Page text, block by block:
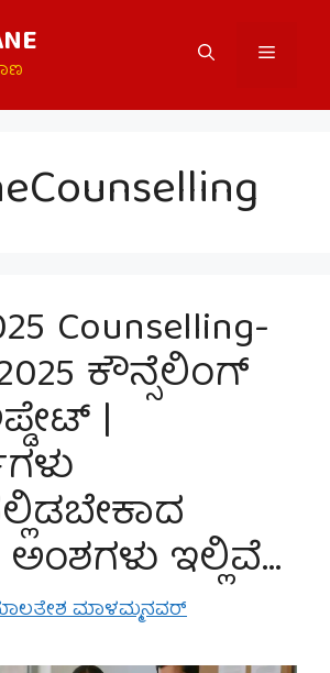
Menu
Counselling-
ಕೌನ್ಸೆಲಿಂಗ್
|
ಇಲ್ಲಿವೆ…
ಮಾಳಮ್ಮನವರ್